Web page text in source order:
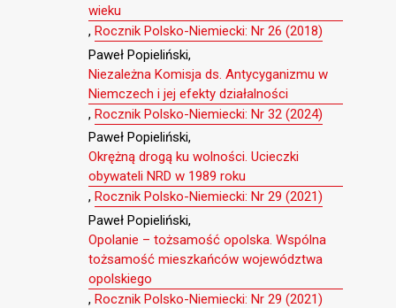
wieku
, Rocznik Polsko-Niemiecki: Nr 26 (2018)
Paweł Popieliński,
Niezależna Komisja ds. Antycyganizmu w
Niemczech i jej efekty działalności
, Rocznik Polsko-Niemiecki: Nr 32 (2024)
Paweł Popieliński,
Okrężną drogą ku wolności. Ucieczki
obywateli NRD w 1989 roku
, Rocznik Polsko-Niemiecki: Nr 29 (2021)
Paweł Popieliński,
Opolanie – tożsamość opolska. Wspólna
tożsamość mieszkańców województwa
opolskiego
, Rocznik Polsko-Niemiecki: Nr 29 (2021)